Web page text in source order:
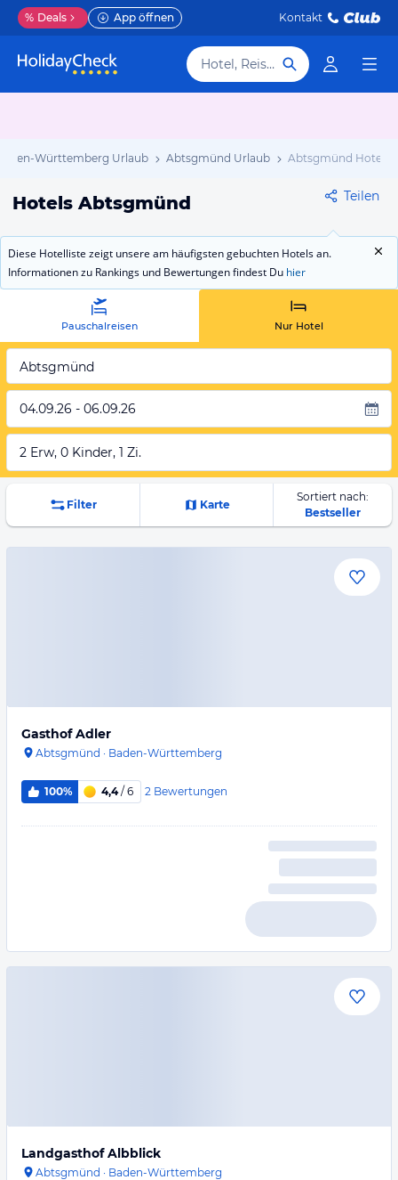
% Deals App öffnen Kontakt
Hotel, Reiseziel
Württemberg Urlaub Abtsgmünd Urlaub Abtsgmünd Hotels
Hotels Abtsgmünd Teilen
Diese Hotelliste zeigt unsere am häufigsten gebuchten Hotels an.
Informationen zu Rankings und Bewertungen findest Du hier
Pauschalreisen Nur Hotel
Abtsgmünd
04.09.26 - 06.09.26
2 Erw, 0 Kinder, 1 Zi.
Filter Karte
Sortiert nach:
Bestseller
Gasthof Adler
Abtsgmünd · Baden-Württemberg
100% 4,4/ 6 2 Bewertungen
Landgasthof Albblick
Abtsgmünd · Baden-Württemberg